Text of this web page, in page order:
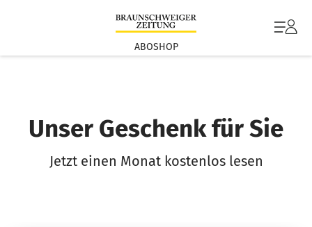
ABOSHOP
Unser Geschenk für Sie
Jetzt einen Monat kostenlos lesen